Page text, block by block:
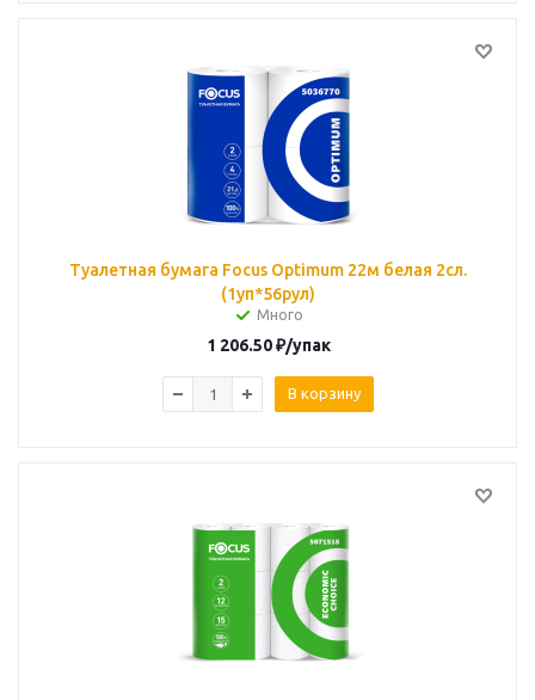
Туалетная бумага Focus Optimum 22м белая 2сл.
(1уп*56рул)
Много
1 206.50₽/упак
В корзину